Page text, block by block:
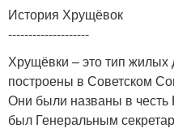
История Хрущёвок
--------------------
Хрущёвки – это тип
построены в Советском
Они были названы в
был Генеральным